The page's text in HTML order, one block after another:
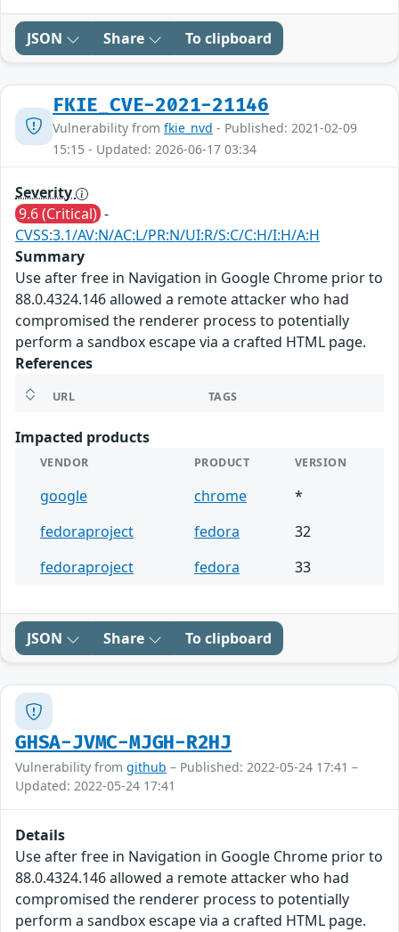
JSON Share To clipboard
FKIE_CVE-2021-21146
Vulnerability from fkie_nvd - Published: 2021-02-09
15:15 - Updated: 2026-06-17 03:34
Severity
9.6 (Critical) -
CVSS:3.1/AV:N/AC:L/PR:N/UI:R/S:C/C:H/I:H/A:H
Summary
Use after free in Navigation in Google Chrome prior to
88.0.4324.146 allowed a remote attacker who had
compromised the renderer process to potentially
perform a sandbox escape via a crafted HTML page.
References
URL TAGS
Impacted products
VENDOR PRODUCT VERSION
google chrome
*
fedoraproject
fedora
32
fedoraproject
fedora 33
JSON Share To clipboard
GHSA-JVMC-MJGH-R2HJ
Vulnerability from github – Published: 2022-05-24 17:41 –
Updated: 2022-05-24 17:41
Details
Use after free in Navigation in Google Chrome prior to
88.0.4324.146 allowed a remote attacker who had
compromised the renderer process to potentially
perform a sandbox escape via a crafted HTML page.